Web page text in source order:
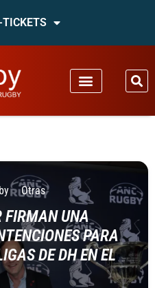
Otras
FIRMAN UNA
PARA
DE DH EN EL